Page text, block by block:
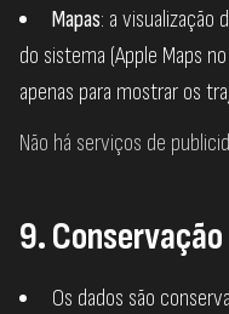
Mapas: a visualização
do sistema (Apple Maps
apenas para mostrar os
Não há serviços de
9.
Os dados são